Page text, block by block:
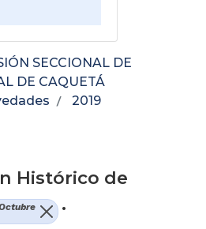
SECCIONAL DE
DE CAQUETÁ
2019
ventana)
Histórico de
.